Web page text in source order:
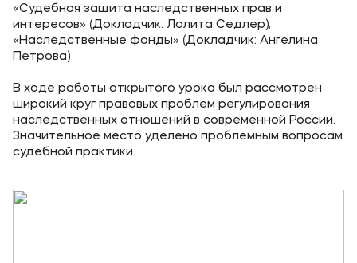
Среднее профессиональное образование
Высшее образование
Медиа
Объявления
«Судебная защита наследственных прав и
интересов» (Докладчик: Лолита Седлер),
«Наследственные фонды» (Докладчик: Ангелина
Петрова)
В ходе работы открытого урока был рассмотрен
широкий круг правовых проблем регулирования
наследственных отношений в современной России.
Значительное место уделено проблемным вопросам
судебной практики.